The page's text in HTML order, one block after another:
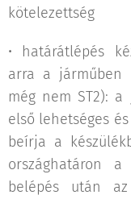
kötelezettség
• határátlépés
arra a járműben
még nem ST2):
első lehetséges
beírja a
országhatáron
belépés után